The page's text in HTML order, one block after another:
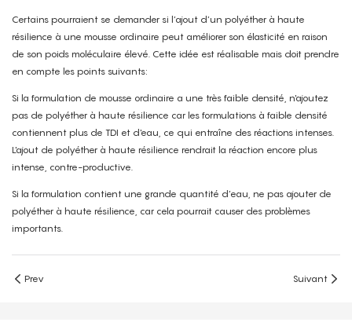
Certains pourraient se demander si l’ajout d’un polyéther à haute
résilience à une mousse ordinaire peut améliorer son élasticité en raison
de son poids moléculaire élevé. Cette idée est réalisable mais doit prendre
en compte les points suivants:
Si la formulation de mousse ordinaire a une très faible densité, n'ajoutez
pas de polyéther à haute résilience car les formulations à faible densité
contiennent plus de TDI et d'eau, ce qui entraîne des réactions intenses.
L'ajout de polyéther à haute résilience rendrait la réaction encore plus
intense, contre-productive.
Si la formulation contient une grande quantité d’eau, ne pas ajouter de
polyéther à haute résilience, car cela pourrait causer des problèmes
importants.
Prev Suivant